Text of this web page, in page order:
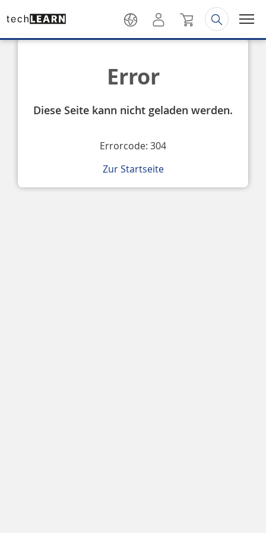
Error
Diese Seite kann nicht geladen werden.
Errorcode: 304
Zur Startseite